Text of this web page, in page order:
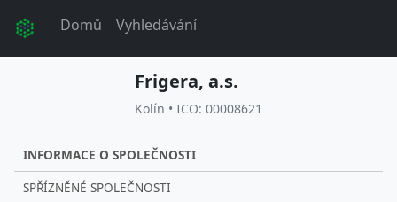
Domů Vyhledávání
Frigera, a.s.
Kolín • ICO: 00008621
INFORMACE O SPOLEČNOSTI
SPŘÍZNĚNÉ SPOLEČNOSTI